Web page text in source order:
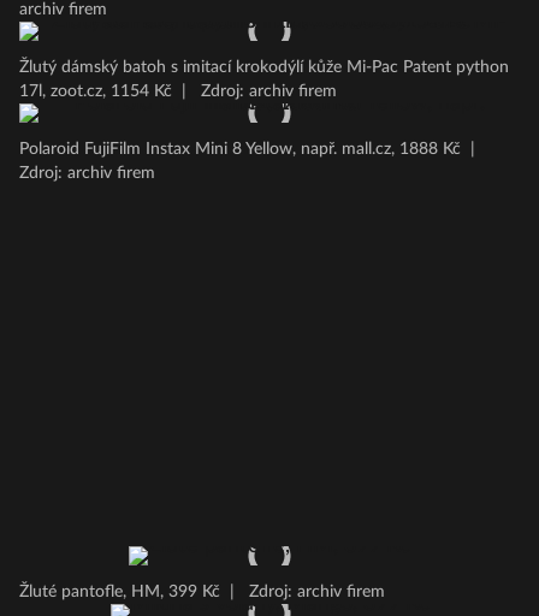
archiv firem
Žlutý dámský batoh s imitací krokodýlí kůže Mi-Pac Patent python
17l, zoot.cz, 1154 Kč
Zdroj: archiv firem
Polaroid FujiFilm Instax Mini 8 Yellow, např. mall.cz, 1888 Kč
Zdroj: archiv firem
Žluté pantofle, HM, 399 Kč Zdroj: archiv firem